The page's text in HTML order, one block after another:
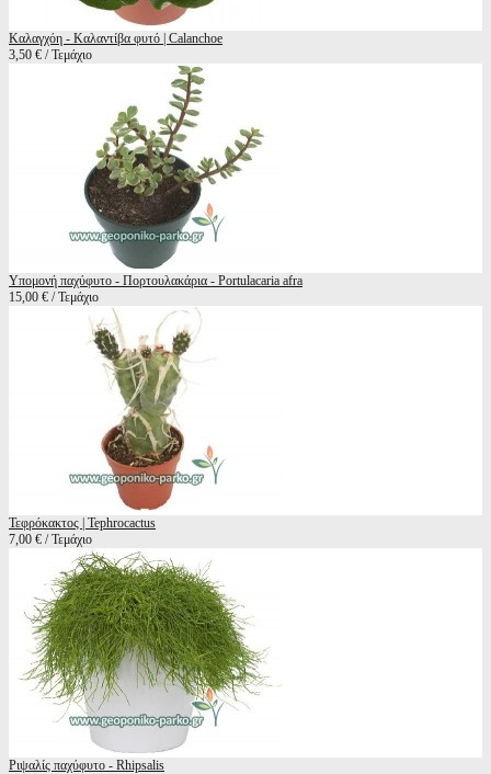
Καλαγχόη - Καλαντίβα φυτό | Calanchoe
3,50 € / Τεμάχιο
Υπομονή παχύφυτο - Πορτουλακάρια - Portulacaria afra
15,00 € / Τεμάχιο
Τεφρόκακτος | Tephrocactus
7,00 € / Τεμάχιο
Ριψαλίς παχύφυτο - Rhipsalis